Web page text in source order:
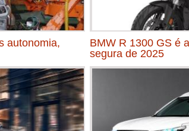
autonomia,
BMW R 1300 GS é
segura de 2025